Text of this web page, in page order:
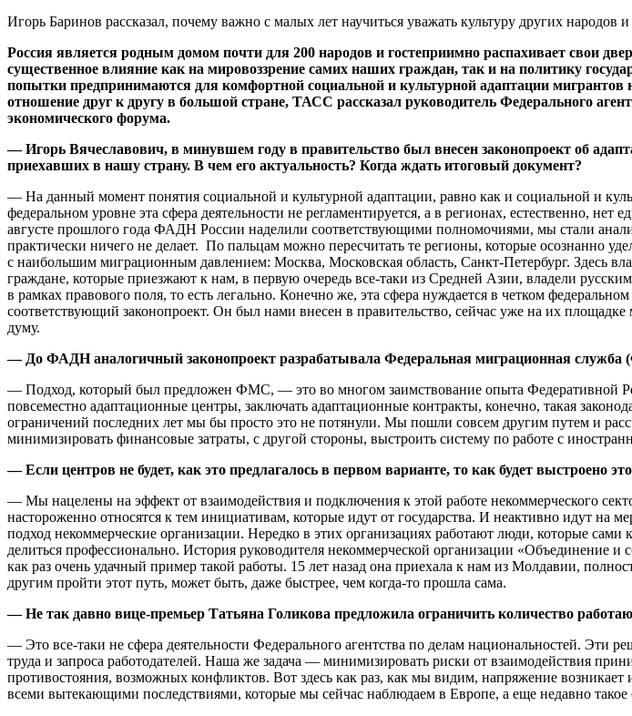
Игорь Баринов рассказал, почему важно с малых лет научиться уважать культуру других
Россия является родным домом почти для 200 народов и гостеприимно распахивает свои
существенное влияние как на мировоззрение самих наших граждан, так и на политику
попытки предпринимаются для комфортной социальной и культурной адаптации мигрантов
отношение друг к другу в большой стране, ТАСС рассказал руководитель Федерального
экономического форума.
— Игорь Вячеславович, в минувшем году в правительство был внесен законопроект об
приехавших в нашу страну. В чем его актуальность? Когда ждать итоговый документ?
— На данный момент понятия социальной и культурной адаптации, равно как и социальной и
федеральном уровне эта сфера деятельности не регламентируется, а в регионах, естественно,
августе прошлого года ФАДН России наделили соответствующими полномочиями, мы стали
практически ничего не делает. По пальцам можно пересчитать те регионы, которые осознанно
с наибольшим миграционным давлением: Москва, Московская область, Санкт-Петербург. Здесь
граждане, которые приезжают к нам, в первую очередь все-таки из Средней Азии, владели
в рамках правового поля, то есть легально. Конечно же, эта сфера нуждается в четком
соответствующий законопроект. Он был нами внесен в правительство, сейчас уже на их
думу.
— До ФАДН аналогичный законопроект разрабатывала Федеральная миграционная служба
— Подход, который был предложен ФМС, — это во многом заимствование опыта Федеративной
повсеместно адаптационные центры, заключать адаптационные контракты, конечно, такая
ограничений последних лет мы бы просто это не потянули. Мы пошли совсем другим путем и
минимизировать финансовые затраты, с другой стороны, выстроить систему по работе с
— Если центров не будет, как это предлагалось в первом варианте, то как будет выстроено
— Мы нацелены на эффект от взаимодействия и подключения к этой работе некоммерческого
настороженно относятся к тем инициативам, которые идут от государства. И неактивно идут на
подход некоммерческие организации. Нередко в этих организациях работают люди, которые
делиться профессионально. История руководителя некоммерческой организации
как раз очень удачный пример такой работы. 15 лет назад она приехала к нам из Молдавии,
другим пройти этот путь, может быть, даже быстрее, чем когда-то прошла сама.
— Не так давно вице-премьер Татьяна Голикова предложила ограничить количество
— Это все-таки не сфера деятельности Федерального агентства по делам национальностей.
труда и запроса работодателей. Наша же задача — минимизировать риски от взаимодействия
противостояния, возможных конфликтов. Вот здесь как раз, как мы видим, напряжение
всеми вытекающими последствиями, которые мы сейчас наблюдаем в Европе, а еще недавно